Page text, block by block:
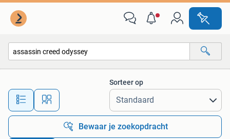
Alle afstanden…
Sorteer op
Bewaar je zoekopdracht